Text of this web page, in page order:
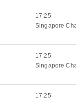
17:25
Singapore
17:25
Singapore
17:25